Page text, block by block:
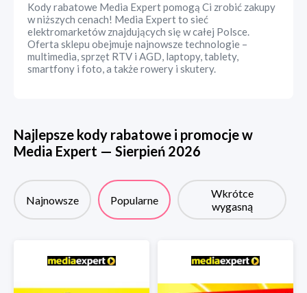
Kody rabatowe Media Expert pomogą Ci zrobić zakupy
w niższych cenach! Media Expert to sieć
elektromarketów znajdujących się w całej Polsce.
Oferta sklepu obejmuje najnowsze technologie –
multimedia, sprzęt RTV i AGD, laptopy, tablety,
smartfony i foto, a także rowery i skutery.
Najlepsze kody rabatowe i promocje w
Media Expert — Sierpień 2026
Najnowsze Popularne
Wkrótce
wygasną